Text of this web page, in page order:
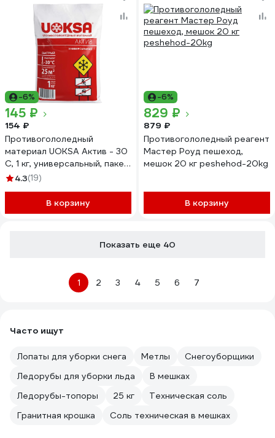
-6%
145 ₽
154 ₽
Противогололедный
материал UOKSA Актив - 30
С, 1 кг, универсальный, пакет
1789
4.3(19)
В корзину
-6%
829 ₽
879 ₽
Противогололедный реагент
Мастер Роуд пешеход,
мешок 20 кг peshehod-20kg
В корзину
Показать еще 40
1 2 3 4 5 6 7
Часто ищут
Лопаты для уборки снега Метлы
Снегоуборщики
Ледорубы для уборки льда
В мешках
Ледорубы-топоры
25 кг
Техническая соль
Гранитная крошка
Соль техническая в мешках